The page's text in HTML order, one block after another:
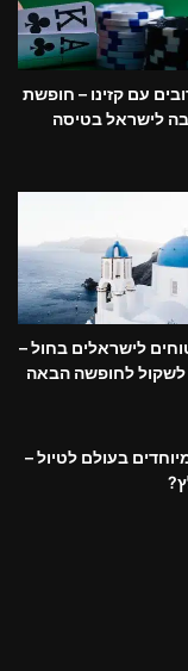
עם קזינו – חופשת
לישראל בטיסה
לישראלים בחול –
לשקול לחופשה הבאה
בעולם לטיול –